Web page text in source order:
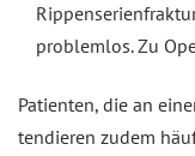
problemlos. Zu
Patienten, die an
tendieren zudem